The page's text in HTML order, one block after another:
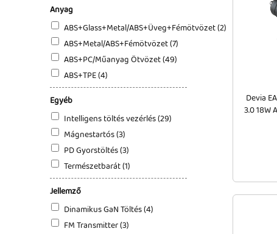
Anyag
ABS+Glass+Metal/ABS+Üveg+Fémötvözet (2)
ABS+Metal/ABS+Fémötvözet (7)
ABS+PC/Műanyag Ötvözet (49)
ABS+TPE (4)
Egyéb
Intelligens töltés vezérlés (29)
Mágnestartós (3)
PD Gyorstöltés (3)
Természetbarát (1)
Jellemző
Dinamikus GaN Töltés (4)
FM Transmitter (3)
Devia
3.0 18W